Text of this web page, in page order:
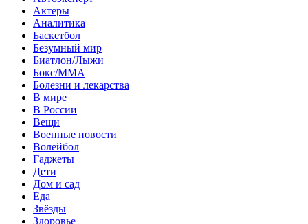
Актеры
Аналитика
Баскетбол
Безумный мир
Биатлон/Лыжи
Бокс/MMA
Болезни и лекарства
В мире
В России
Вещи
Военные новости
Волейбол
Гаджеты
Дети
Дом и сад
Еда
Звёзды
Здоровье